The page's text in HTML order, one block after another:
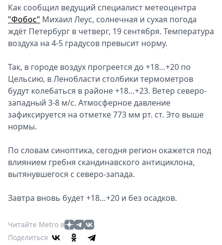
Как сообщил ведущий специалист метеоцентра
"Фобос" Михаил Леус, солнечная и сухая погода
ждёт Петербург в четверг, 19 сентября. Температура
воздуха на 4-5 градусов превысит норму.
Так, в городе воздух прогреется до +18…+20 по
Цельсию, в Ленобласти столбики термометров
будут колебаться в районе +18…+23. Ветер северо-
западный 3-8 м/с. Атмосферное давление
зафиксируется на отметке 773 мм рт. ст. Это выше
нормы.
По словам синоптика, сегодня регион окажется под
влиянием гребня скандинавского антициклона,
вытянувшегося с северо-запада.
Завтра вновь будет +18…+20 и без осадков.
Читайте Metro в
Поделиться